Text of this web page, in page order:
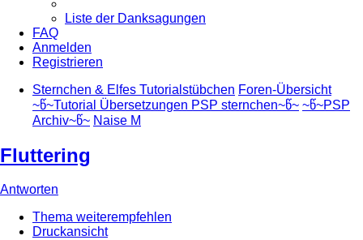
Liste der Danksagungen
FAQ
Anmelden
Registrieren
Sternchen & Elfes Tutorialstübchen Foren-Übersicht
~წ~Tutorial Übersetzungen PSP sternchen~წ~ ~წ~PSP
Archiv~წ~ Naise M
Fluttering
Antworten
Thema weiterempfehlen
Druckansicht